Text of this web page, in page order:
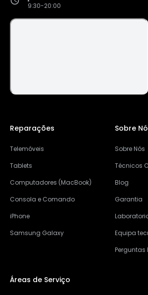
9:30-20:00
Reparações
Telemóveis
Tablets
Computadores (MacBook)
Consola e Comando
iPhone
Samsung Galaxy
Sobre
Sobre Nós
Técnicos
Blog
Garantia
Equipa
Perguntas
Áreas de Serviço